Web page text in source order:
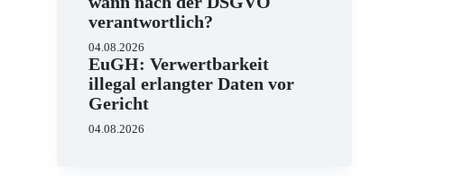
verantwortlich?
04.08.2026
EuGH: Verwertbarkeit
illegal erlangter Daten vor
Gericht
04.08.2026